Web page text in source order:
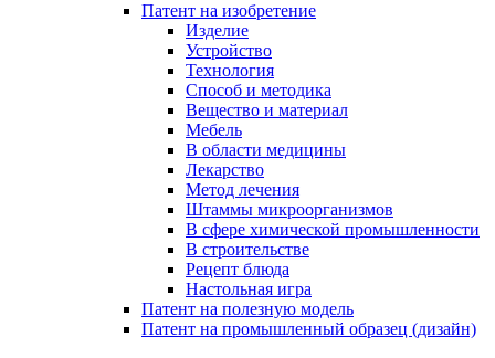
Патент на изобретение
Изделие
Устройство
Технология
Способ и методика
Вещество и материал
Мебель
В области медицины
Лекарство
Метод лечения
Штаммы микроорганизмов
В сфере химической промышленности
В строительстве
Рецепт блюда
Настольная игра
Патент на полезную модель
Патент на промышленный образец (дизайн)